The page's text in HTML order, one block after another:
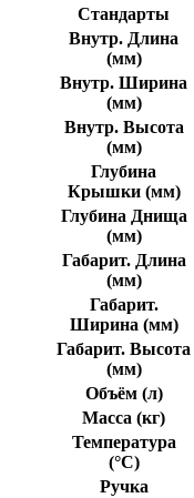
Стандарты
Внутр. Длина
(мм)
Внутр. Ширина
(мм)
Внутр. Высота
(мм)
Глубина
Крышки (мм)
Глубина Днища
(мм)
Габарит. Длина
(мм)
Габарит.
Ширина (мм)
Габарит. Высота
(мм)
Объём (л)
Масса (кг)
Температура
(°C)
Ручка